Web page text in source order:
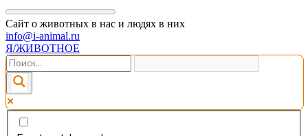
Сайт о животных в нас и людях в них
info@i-animal.ru
Я/ЖИВОТНОЕ